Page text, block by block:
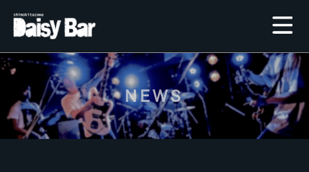
NEWS